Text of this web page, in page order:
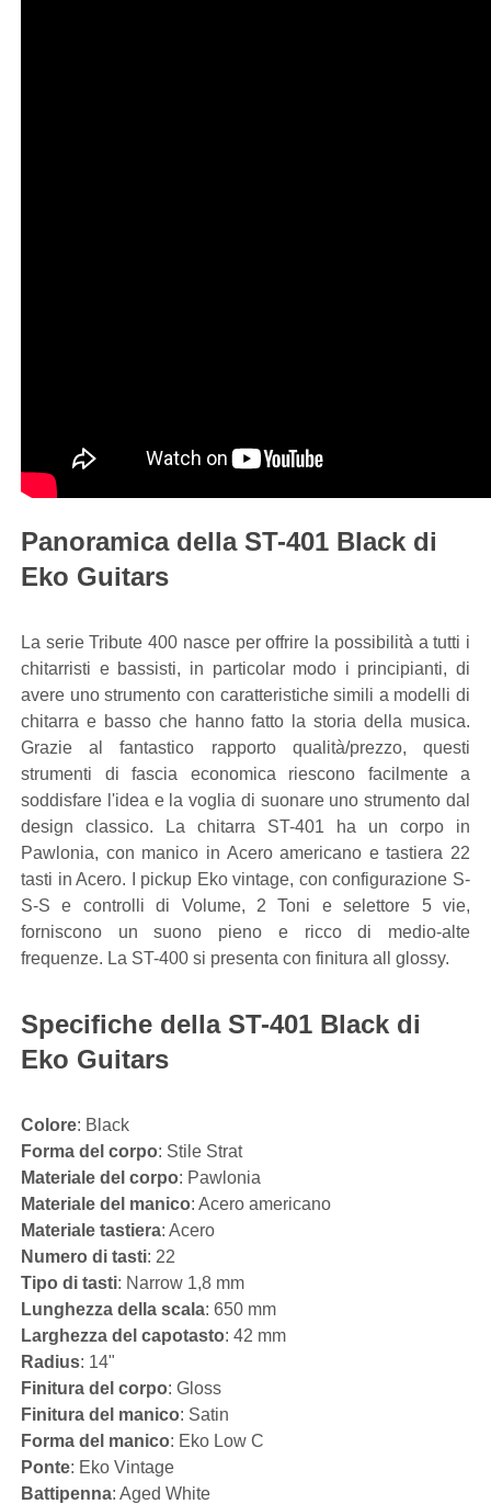
Panoramica della ST-401 Black di
Eko Guitars
La serie Tribute 400 nasce per offrire la possibilità a tutti i
chitarristi e bassisti, in particolar modo i principianti, di
avere uno strumento con caratteristiche simili a modelli di
chitarra e basso che hanno fatto la storia della musica.
Grazie al fantastico rapporto qualità/prezzo, questi
strumenti di fascia economica riescono facilmente a
soddisfare l'idea e la voglia di suonare uno strumento dal
design classico. La chitarra ST-401 ha un corpo in
Pawlonia, con manico in Acero americano e tastiera 22
tasti in Acero. I pickup Eko vintage, con configurazione S-
S-S e controlli di Volume, 2 Toni e selettore 5 vie,
forniscono un suono pieno e ricco di medio-alte
frequenze. La ST-400 si presenta con finitura all glossy.
Specifiche della ST-401 Black di
Eko Guitars
Colore: Black
Forma del corpo: Stile Strat
Materiale del corpo: Pawlonia
Materiale del manico: Acero americano
Materiale tastiera: Acero
Numero di tasti: 22
Tipo di tasti: Narrow 1,8 mm
Lunghezza della scala: 650 mm
Larghezza del capotasto: 42 mm
Radius: 14"
Finitura del corpo: Gloss
Finitura del manico: Satin
Forma del manico: Eko Low C
Ponte: Eko Vintage
Battipenna: Aged White